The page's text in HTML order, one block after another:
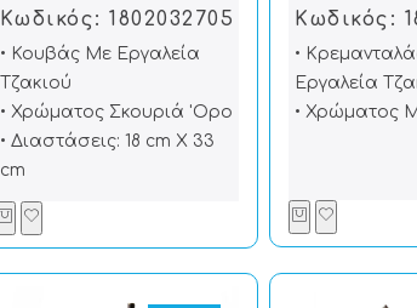
Κωδικός: 1802032705
• Κουβάς Με Εργαλεία
Τζακιού
• Χρώματος Σκουριά 'Ορο
• Διαστάσεις: 18 cm X 33
cm
Κωδικός:
•
Εργαλεία
• Χρώματος